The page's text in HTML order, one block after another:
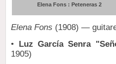
Elena Fons : Peteneras 2
Elena Fons (1908) —
• Luz García Senra
1905)